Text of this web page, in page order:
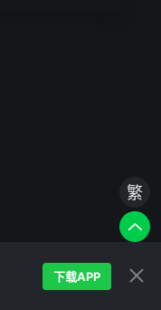
繁
下载APP